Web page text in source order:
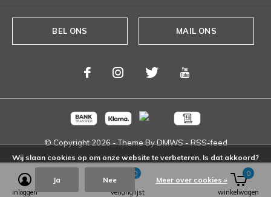
BEL ONS MAIL ONS
© Copyright2026- Theme ByDMWS-RSS-feed
inloggen verlanglijst
0
winkelwagen
0
Wij slaan cookies op om onze website te verbeteren. Is dat akkoord?
Ja Nee Meer over cookies »